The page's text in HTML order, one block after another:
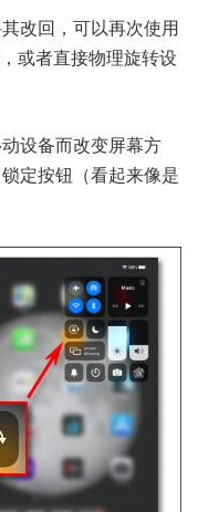
改回，可以再次使用
或者直接物理旋转设
设备而改变屏幕方
定按钮（看起来像是